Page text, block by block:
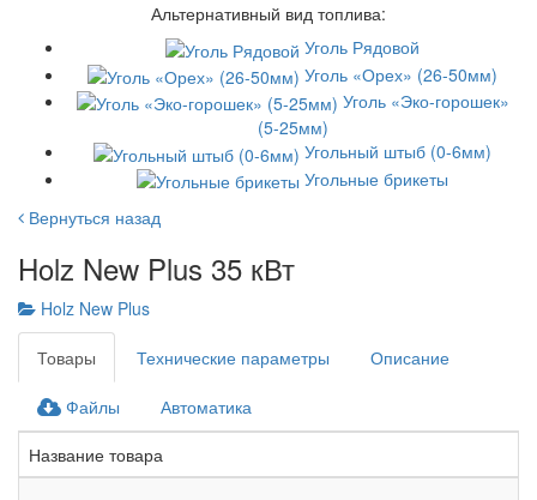
Альтернативный вид топлива:
Уголь Рядовой
Уголь «Орех» (26-50мм)
Уголь «Эко-горошек»
(5-25мм)
Угольный штыб (0-6мм)
Угольные брикеты
Вернуться назад
Holz New Plus 35 кВт
Holz New Plus
Товары Технические параметры Описание
Файлы
Автоматика
Название товара